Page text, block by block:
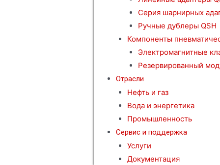
Серия шарнирных
Ручные дублеры QSH
Компоненты
Электромагнитные
Резервированный
Отрасли
Нефть и газ
Вода и энергетика
Промышленность
Сервис и поддержка
Услуги
Документация